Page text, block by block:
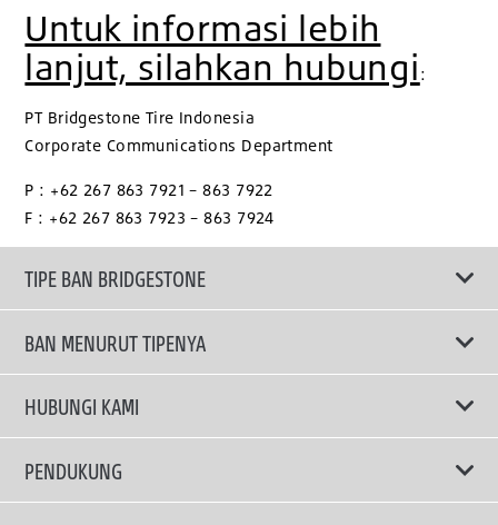
Untuk informasi lebih
lanjut, silahkan hubungi :
PT Bridgestone Tire Indonesia
Corporate Communications Department
P : +62 267 863 7921 – 863 7922
F : +62 267 863 7923 – 863 7924
TIPE BAN BRIDGESTONE
BAN MENURUT TIPENYA
Ban ENLITEN
Ban Performa
HUBUNGI KAMI
Email Kami
PENDUKUNG